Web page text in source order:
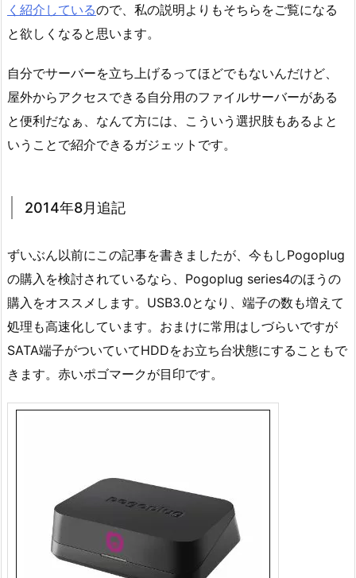
く紹介しているので、私の説明よりもそちらをご覧になる
と欲しくなると思います。
自分でサーバーを立ち上げるってほどでもないんだけど、
屋外からアクセスできる自分用のファイルサーバーがある
と便利だなぁ、なんて方には、こういう選択肢もあるよと
いうことで紹介できるガジェットです。
2014年8月追記
ずいぶん以前にこの記事を書きましたが、今もしPogoplug
の購入を検討されているなら、Pogoplug series4のほうの
購入をオススメします。USB3.0となり、端子の数も増えて
処理も高速化しています。おまけに常用はしづらいですが
SATA端子がついていてHDDをお立ち台状態にすることもで
きます。赤いポゴマークが目印です。